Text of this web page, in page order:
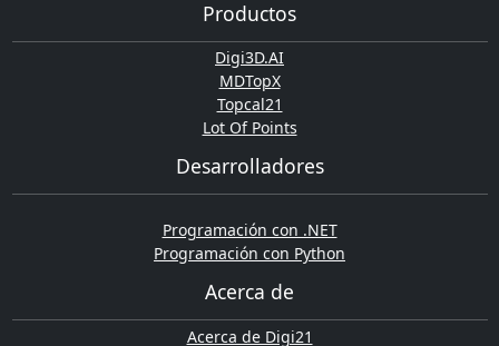
Productos
Digi3D.AI
MDTopX
Topcal21
Lot Of Points
Desarrolladores
Programación con .NET
Programación con Python
Acerca de
Acerca de Digi21